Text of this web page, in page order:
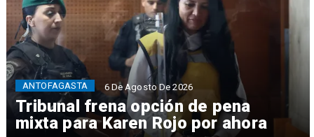
Tribunal frena opción de pena
mixta para Karen Rojo por ahora
ANTOFAGASTA 6 De Agosto De 2026